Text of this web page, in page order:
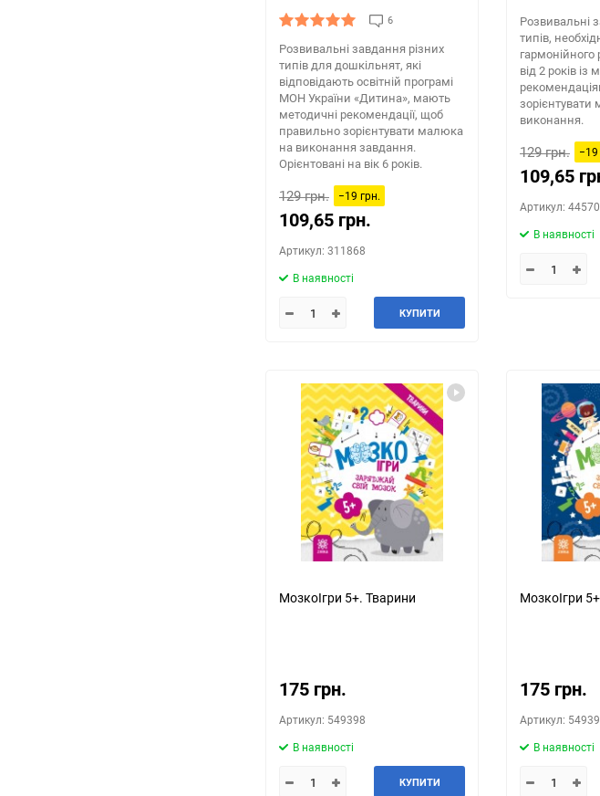
6
Розвивальні завдання різних
типів для дошкільнят, які
відповідають освітній програмі
МОН України «Дитина», мають
методичні рекомендації, щоб
правильно зорієнтувати малюка
на виконання завдання.
Орієнтовані на вік 6 років.
129 грн. −19 грн.
109,65 грн.
Артикул: 311868
В наявності
КУПИТИ
Розвивальні
типів,
від 2 років
зорієнтувати
виконання.
129 грн. −19
109,65
Артикул:
В наявності
МозкоІгри 5+. Тварини
175 грн.
Артикул: 549398
В наявності
КУПИТИ
МозкоІгри
175 грн.
Артикул:
В наявності